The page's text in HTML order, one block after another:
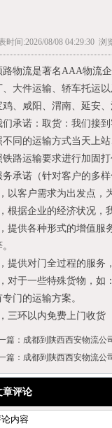
时间:2026/08/08 04:29:30 浏
路物流是著名AAA物流
、大件运输、轿车托运
鸡、咸阳、渭南、延安
们承诺：取货：我们接
不同的运输方式当天上
铁路运输要求进行加固打
务承诺（针对客户的多
以客户需求为出发点，
根据企业的经济状况，
提供各种形式的增值服
提供对门全过程的服务
对于一些特殊货物，如
专门的运输方案。
三环以内免费上门收货
篇： 成都到陕西西安物流公
篇： 成都到陕西西安物流公
章评论